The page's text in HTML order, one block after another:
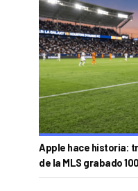
Apple hace historia:
de la MLS grabado